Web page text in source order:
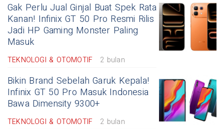
Gak Perlu Jual Ginjal Buat Spek Rata
Kanan! Infinix GT 50 Pro Resmi Rilis
Jadi HP Gaming Monster Paling
Masuk
TEKNOLOGI & OTOMOTIF 2 bulan
Bikin Brand Sebelah Garuk Kepala!
Infinix GT 50 Pro Masuk Indonesia
Bawa Dimensity 9300+
TEKNOLOGI & OTOMOTIF 2 bulan